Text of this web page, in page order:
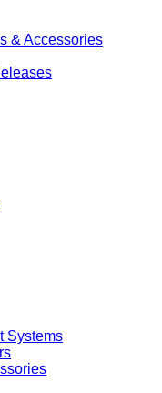
& Accessories
Systems